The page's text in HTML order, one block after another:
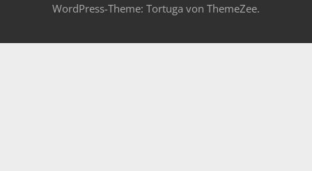
WordPress-Theme: Tortuga von ThemeZee.